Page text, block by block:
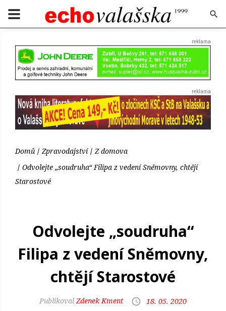
Domů Zpravodajství
Z domova
Odvolejte „soudruha“ Filipa z vedení Sněmovny, chtějí
Starostové
Odvolejte „soudruha“
Filipa z vedení Sněmovny,
chtějí Starostové
Zdenek Kment 18. 05. 2020